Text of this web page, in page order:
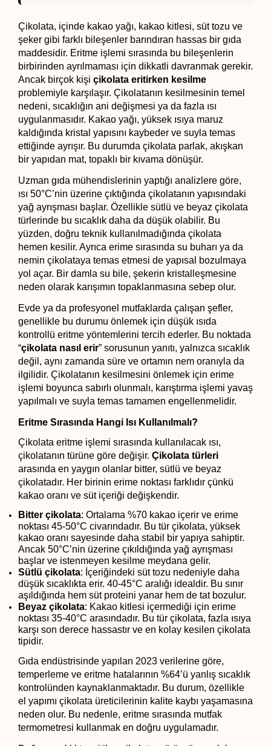
Çikolata, içinde kakao yağı, kakao kitlesi, süt tozu ve
şeker gibi farklı bileşenler barındıran hassas bir gıda
maddesidir. Eritme işlemi sırasında bu bileşenlerin
birbirinden ayrılmaması için dikkatli davranmak gerekir.
Ancak birçok kişi çikolata eritirken kesilme
problemiyle karşılaşır. Çikolatanın kesilmesinin temel
nedeni, sıcaklığın ani değişmesi ya da fazla ısı
uygulanmasıdır. Kakao yağı, yüksek ısıya maruz
kaldığında kristal yapısını kaybeder ve suyla temas
ettiğinde ayrışır. Bu durumda çikolata parlak, akışkan
bir yapıdan mat, topaklı bir kıvama dönüşür.
Uzman gıda mühendislerinin yaptığı analizlere göre,
ısı 50°C’nin üzerine çıktığında çikolatanın yapısındaki
yağ ayrışması başlar. Özellikle sütlü ve beyaz çikolata
türlerinde bu sıcaklık daha da düşük olabilir. Bu
yüzden, doğru teknik kullanılmadığında çikolata
hemen kesilir. Ayrıca erime sırasında su buharı ya da
nemin çikolataya temas etmesi de yapısal bozulmaya
yol açar. Bir damla su bile, şekerin kristalleşmesine
neden olarak karışımın topaklanmasına sebep olur.
Evde ya da profesyonel mutfaklarda çalışan şefler,
genellikle bu durumu önlemek için düşük ısıda
kontrollü eritme yöntemlerini tercih ederler. Bu noktada
“çikolata nasıl erir” sorusunun yanıtı, yalnızca sıcaklık
değil, aynı zamanda süre ve ortamın nem oranıyla da
ilgilidir. Çikolatanın kesilmesini önlemek için erime
işlemi boyunca sabırlı olunmalı, karıştırma işlemi yavaş
yapılmalı ve suyla temas tamamen engellenmelidir.
Eritme Sırasında Hangi Isı Kullanılmalı?
Çikolata eritme işlemi sırasında kullanılacak ısı,
çikolatanın türüne göre değişir. Çikolata türleri
arasında en yaygın olanlar bitter, sütlü ve beyaz
çikolatadır. Her birinin erime noktası farklıdır çünkü
kakao oranı ve süt içeriği değişkendir.
Bitter çikolata: Ortalama %70 kakao içerir ve erime
noktası 45-50°C civarındadır. Bu tür çikolata, yüksek
kakao oranı sayesinde daha stabil bir yapıya sahiptir.
Ancak 50°C’nin üzerine çıkıldığında yağ ayrışması
başlar ve istenmeyen kesilme meydana gelir.
Sütlü çikolata: İçeriğindeki süt tozu nedeniyle daha
düşük sıcaklıkta erir. 40-45°C aralığı idealdir. Bu sınır
aşıldığında hem süt proteini yanar hem de tat bozulur.
Beyaz çikolata: Kakao kitlesi içermediği için erime
noktası 35-40°C arasındadır. Bu tür çikolata, fazla ısıya
karşı son derece hassastır ve en kolay kesilen çikolata
tipidir.
Gıda endüstrisinde yapılan 2023 verilerine göre,
temperleme ve eritme hatalarının %64’ü yanlış sıcaklık
kontrolünden kaynaklanmaktadır. Bu durum, özellikle
el yapımı çikolata üreticilerinin kalite kaybı yaşamasına
neden olur. Bu nedenle, eritme sırasında mutfak
termometresi kullanmak en doğru uygulamadır.